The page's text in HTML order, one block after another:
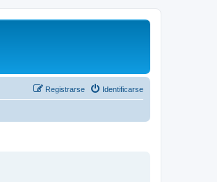
Identificarse
Registrarse